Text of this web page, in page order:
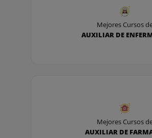
DESCUENTO POR FORMA DE
- 10% adicional por pago alMejores Cursos
AUXILIAR DE
Mejores Cursos
AUXILIAR DE